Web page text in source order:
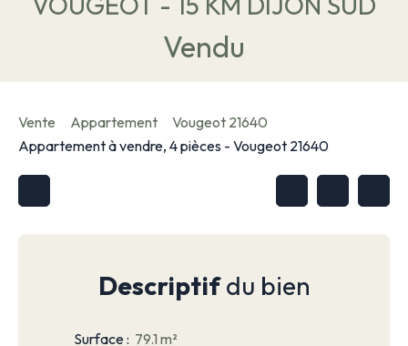
Vendu
Vente Appartement
Vougeot 21640
Appartement à vendre, 4 pièces - Vougeot 21640
Descriptifdu bien
Surface: 79.1 m²